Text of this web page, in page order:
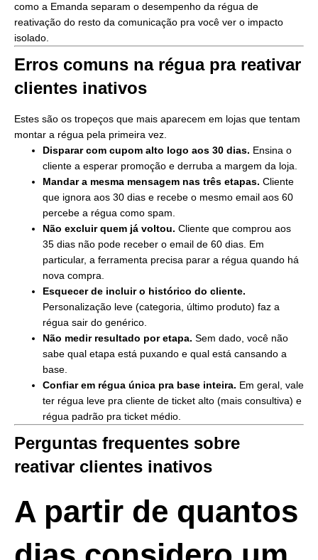
como a Emanda separam o desempenho da régua de
reativação do resto da comunicação pra você ver o impacto
isolado.
Erros comuns na régua pra reativar
clientes inativos
Estes são os tropeços que mais aparecem em lojas que tentam
montar a régua pela primeira vez.
Disparar com cupom alto logo aos 30 dias. Ensina o
cliente a esperar promoção e derruba a margem da loja.
Mandar a mesma mensagem nas três etapas. Cliente
que ignora aos 30 dias e recebe o mesmo email aos 60
percebe a régua como spam.
Não excluir quem já voltou. Cliente que comprou aos
35 dias não pode receber o email de 60 dias. Em
particular, a ferramenta precisa parar a régua quando há
nova compra.
Esquecer de incluir o histórico do cliente.
Personalização leve (categoria, último produto) faz a
régua sair do genérico.
Não medir resultado por etapa. Sem dado, você não
sabe qual etapa está puxando e qual está cansando a
base.
Confiar em régua única pra base inteira. Em geral, vale
ter régua leve pra cliente de ticket alto (mais consultiva) e
régua padrão pra ticket médio.
Perguntas frequentes sobre
reativar clientes inativos
A partir de quantos